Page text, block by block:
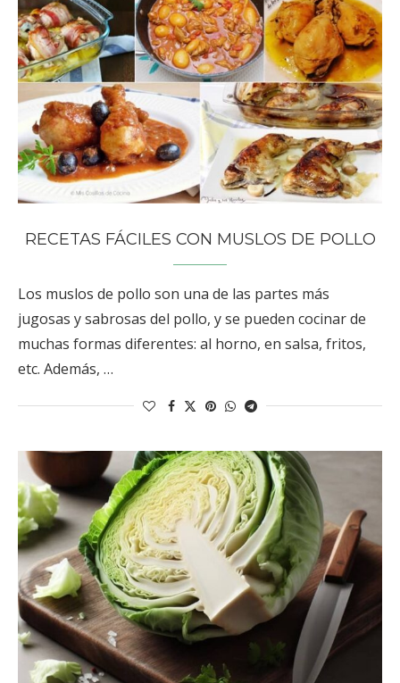
RECETAS FÁCILES CON MUSLOS DE POLLO
Los muslos de pollo son una de las partes más
jugosas y sabrosas del pollo, y se pueden cocinar de
muchas formas diferentes: al horno, en salsa, fritos,
etc. Además, …